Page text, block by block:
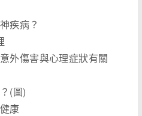
疾病？
外傷害與心理症狀有關
(圖)
康